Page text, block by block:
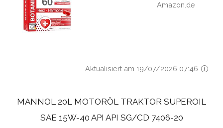
Amazon.de
Aktualisiert am 19/07/2026 07:46
MANNOL 20L MOTORÖL TRAKTOR SUPEROIL
SAE 15W-40 API API SG/CD 7406-20